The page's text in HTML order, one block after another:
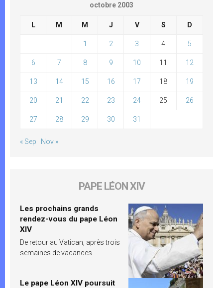
octobre 2003
L M M J V S D
1 2 3 4 5
6 7 8 9 10 11 12
13 14 15 16 17 18 19
20 21 22 23 24 25 26
27 28 29 30 31
« Sep Nov »
PAPE LÉON XIV
Les prochains grands
rendez-vous du pape Léon
XIV
De retour au Vatican, après trois
semaines de vacances
Le pape Léon XIV poursuit